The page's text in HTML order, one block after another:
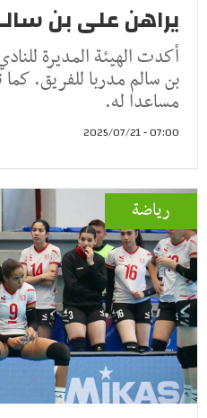
يراهن على بن
أكدت الهيئة المديرة
بن سالم مدربا للفريق.
مساعدا له.
07:00 - 2025/07/21
رياضة